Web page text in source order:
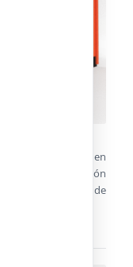
a medida en
promoción
o como salas de